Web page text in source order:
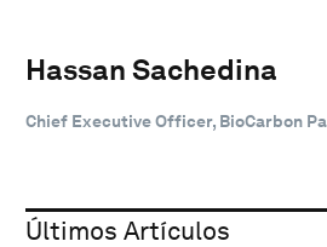
Hassan Sachedina
Chief Executive Officer, BioCarbon
Últimos Artículos